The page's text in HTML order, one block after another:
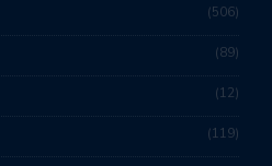
506
89
12
119